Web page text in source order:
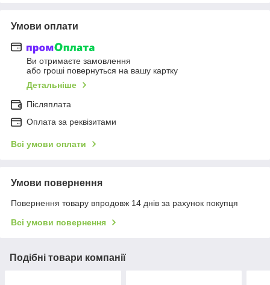
Умови оплати
Ви отримаєте замовлення
або гроші повернуться на вашу картку
Детальніше
Післяплата
Оплата за реквізитами
Всі умови оплати
Умови повернення
Повернення товару впродовж 14 днів за рахунок покупця
Всі умови повернення
Подібні товари компанії